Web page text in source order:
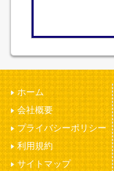
ホーム
会社概要
プライバシーポリシー
利用規約
サイトマップ